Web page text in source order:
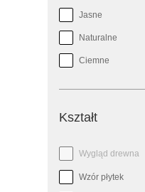
Jasne
Naturalne
Ciemne
Kształt
Wygląd drewna
Wzór płytek